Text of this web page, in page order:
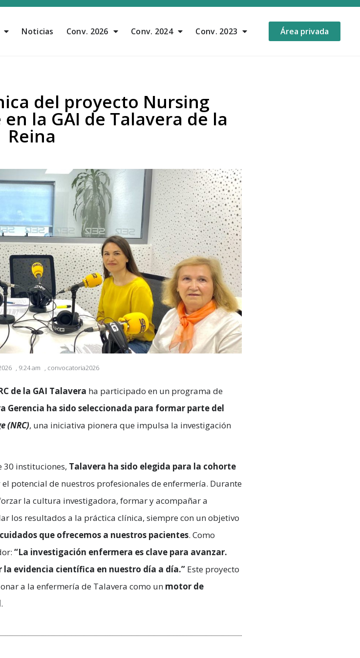
Noticias Conv. 2026 Conv. 2024 Conv. 2023 Área privada
del proyecto Nursing
la GAI de Talavera de la
Reina
, 9:24 am , convocatoria2026
de la GAI Talavera ha participado en un programa de
Gerencia ha sido seleccionada para formar parte del
(NRC), una iniciativa pionera que impulsa la investigación
30 instituciones, Talavera ha sido elegida para la cohorte
potencial de nuestros profesionales de enfermería. Durante
la cultura investigadora, formar y acompañar a
los resultados a la práctica clínica, siempre con un objetivo
que ofrecemos a nuestros pacientes. Como
“La investigación enfermera es clave para avanzar.
evidencia científica en nuestro día a día.” Este proyecto
a la enfermería de Talavera como un motor de
.